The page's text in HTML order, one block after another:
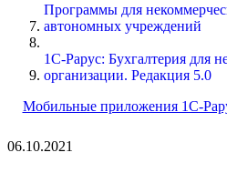
Программы для
автономных учреждений
1С-Рарус: Бухгалтерия для
организации. Редакция 5.0
Мобильные приложения 1С-
06.10.2021